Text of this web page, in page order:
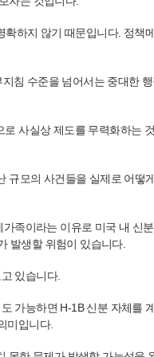
하지 않기 때문입니다. 정책
침 수준을 넘어서는 중대한
사실상 제도를 무력화하는
모의 사건들을 실제로 어떻
족이라는 이유로 미국 내 신
발생할 위험이 있습니다.
있습니다.
가능하면 H-1B 신분 자체를
미입니다.